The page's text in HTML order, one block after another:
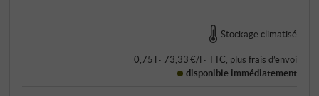
Stockage climatisé
0,75 l · 73,33 €/l · TTC, plus frais d’envoi
disponible immédiatement